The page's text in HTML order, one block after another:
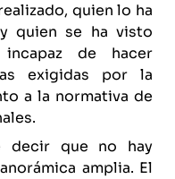
quien lo ha
quien se ha visto
incapaz de hacer
exigidas por la
a la normativa de
decir que no hay
amplia. El